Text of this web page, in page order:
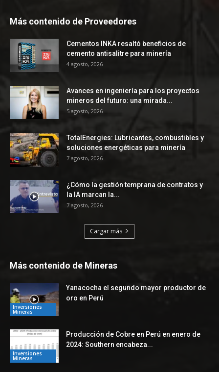
Más contenido de Proveedores
Cementos INKA resaltó beneficios de
cemento antisalitre para minería
4 agosto, 2026
Avances en ingeniería para los proyectos
mineros del futuro: una mirada...
5 agosto, 2026
TotalEnergies: Lubricantes, combustibles y
soluciones energéticas para minería
7 agosto, 2026
¿Cómo la gestión temprana de contratos y
la IA marcan la...
7 agosto, 2026
Cargar más
Más contenido de Mineras
Inversiones
Mineras
Yanacocha el segundo mayor productor de
oro en Perú
Inversiones
Mineras
Producción de Cobre en Perú en enero de
2024: Southern encabeza...